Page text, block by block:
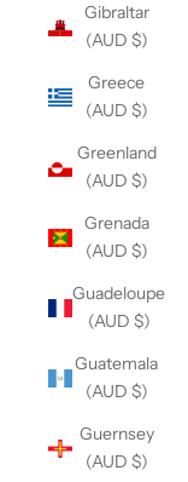
Gibraltar
(AUD $)
Greece
(AUD $)
Greenland
(AUD $)
Grenada
(AUD $)
Guadeloupe
(AUD $)
Guatemala
(AUD $)
Guernsey
(AUD $)